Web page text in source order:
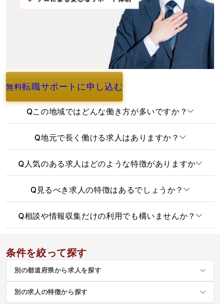
無料転職サポートに申し込む
よくあるご質問
Qこの地域ではどんな働き方が多いですか？
Q地元で長く働ける求人はありますか？
Q 人気のある求人はどのような特徴がありますか
Q 見るべき求人の特徴はあるでしょうか？
Q相談や情報収集だけの利用でも構いませんか？
条件を絞って探す
別の都道府県から求人を探す
別の求人の特徴から探す